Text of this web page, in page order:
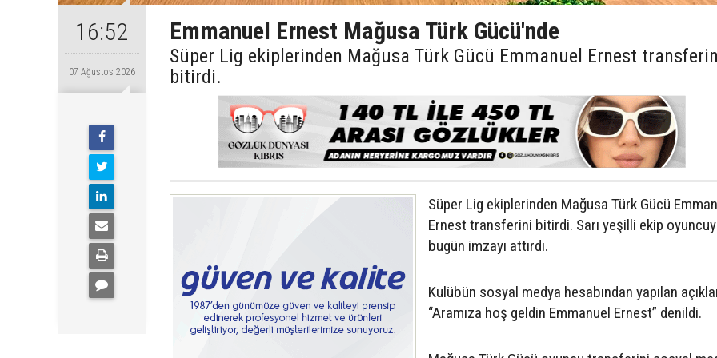
16:52
07 Ağustos 2026
Emmanuel Ernest Mağusa Türk Gücü'nde
Süper Lig ekiplerinden Mağusa Türk Gücü Emmanuel Ernest
bitirdi.
Süper Lig ekiplerinden Mağusa Türk Gücü
Ernest transferini bitirdi. Sarı yeşilli ekip
bugün imzayı attırdı.
Kulübün sosyal medya hesabından yapılan
“Aramıza hoş geldin Emmanuel Ernest” denildi.